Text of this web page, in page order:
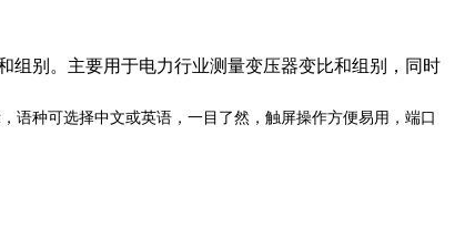
组别。主要用于电力行业测量变压器变比和组别，同时
语种可选择中文或英语，一目了然，触屏操作方便易用，端口